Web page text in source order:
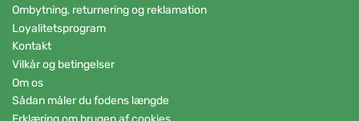
Ombytning, returnering og reklamation
Loyalitetsprogram
Kontakt
Vilkår og betingelser
Om os
Sådan måler du fodens længde